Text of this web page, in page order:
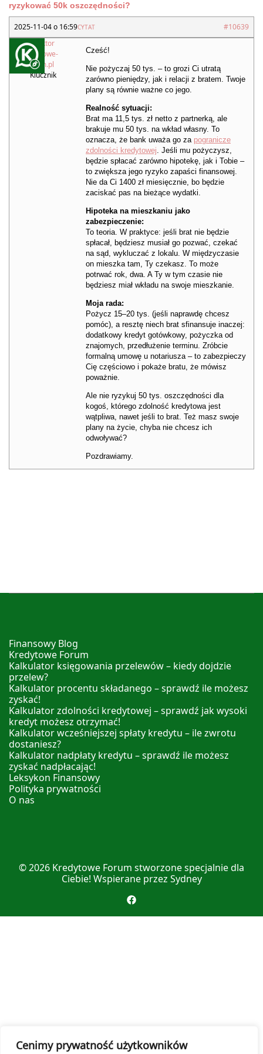
Cenimy prywatność użytkowników
ryzykować 50k oszczędności?
2025-11-04 o 16:59 #10639
CYTAT
Redaktor
Kredytowe-
Forum.pl
Klucznik
Cześć!
Nie pożyczaj 50 tys. – to grozi Ci utratą
zarówno pieniędzy, jak i relacji z bratem. Twoje
plany są równie ważne co jego.
Realność sytuacji:
Brat ma 11,5 tys. zł netto z partnerką, ale
brakuje mu 50 tys. na wkład własny. To
oznacza, że bank uważa go za pogranicze
zdolności kredytowej. Jeśli mu pożyczysz,
będzie spłacać zarówno hipotekę, jak i Tobie –
to zwiększa jego ryzyko zapaści finansowej.
Nie da Ci 1400 zł miesięcznie, bo będzie
zaciskać pas na bieżące wydatki.
Hipoteka na mieszkaniu jako
zabezpieczenie:
To teoria. W praktyce: jeśli brat nie będzie
spłacał, będziesz musiał go pozwać, czekać
na sąd, wykluczać z lokalu. W międzyczasie
on mieszka tam, Ty czekasz. To może
potrwać rok, dwa. A Ty w tym czasie nie
będziesz miał wkładu na swoje mieszkanie.
Moja rada:
Pożycz 15–20 tys. (jeśli naprawdę chcesz
pomóc), a resztę niech brat sfinansuje inaczej:
dodatkowy kredyt gotówkowy, pożyczka od
znajomych, przedłużenie terminu. Zróbcie
formalną umowę u notariusza – to zabezpieczy
Cię częściowo i pokaże bratu, że mówisz
poważnie.
Ale nie ryzykuj 50 tys. oszczędności dla
kogoś, którego zdolność kredytowa jest
wątpliwa, nawet jeśli to brat. Też masz swoje
plany na życie, chyba nie chcesz ich
odwoływać?
Pozdrawiamy.
Finansowy Blog
Kredytowe Forum
Kalkulator księgowania przelewów – kiedy dojdzie
przelew?
Kalkulator procentu składanego – sprawdź ile możesz
zyskać!
Kalkulator zdolności kredytowej – sprawdź jak wysoki
kredyt możesz otrzymać!
Kalkulator wcześniejszej spłaty kredytu – ile zwrotu
dostaniesz?
Kalkulator nadpłaty kredytu – sprawdź ile możesz
zyskać nadpłacając!
Leksykon Finansowy
Polityka prywatności
O nas
© 2026 Kredytowe Forum stworzone specjalnie dla
Ciebie! Wspierane przez Sydney